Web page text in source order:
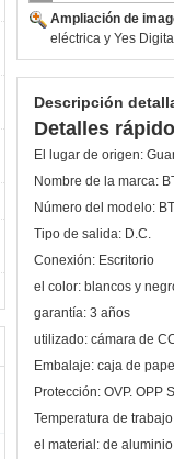
Ampliación de
eléctrica y Yes
Descripción
Detalles
El lugar de origen:
Nombre de la marca:
Número del modelo:
Tipo de salida: D.C.
Conexión: Escritorio
el color: blancos y
garantía: 3 años
utilizado: cámara de
Embalaje: caja de
Protección: OVP. OPP
Temperatura de
el material: de aluminio